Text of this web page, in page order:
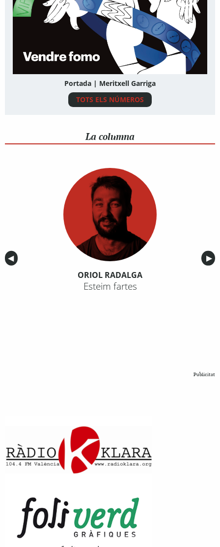
Portada | Meritxell Garriga
TOTS ELS NÚMEROS
La columna
Anterior
◀︎ ▶︎
ORIOL RADALGA
Esteim fartes
Publicitat